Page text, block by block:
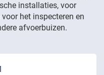
installaties, voor
het inspecteren en
afvoerbuizen.